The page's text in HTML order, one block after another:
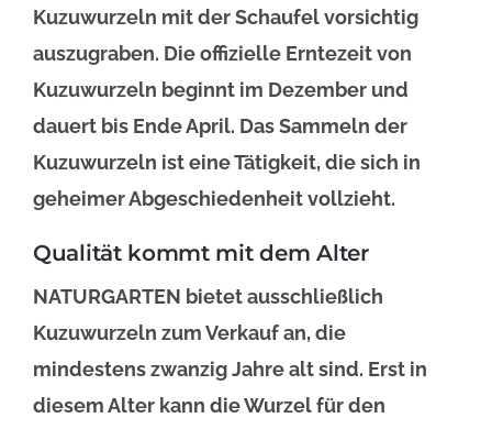
Kuzuwurzeln mit der Schaufel vorsichtig
auszugraben. Die offizielle Erntezeit von
Kuzuwurzeln beginnt im Dezember und
dauert bis Ende April. Das Sammeln der
Kuzuwurzeln ist eine Tätigkeit, die sich in
geheimer Abgeschiedenheit vollzieht.
Qualität kommt mit dem Alter
NATURGARTEN bietet ausschließlich
Kuzuwurzeln zum Verkauf an, die
mindestens zwanzig Jahre alt sind. Erst in
diesem Alter kann die Wurzel für den